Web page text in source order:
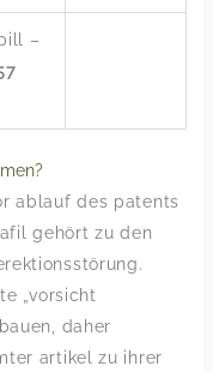
–
ablauf des patents
gehört zu den
„vorsicht
daher
artikel zu ihrer